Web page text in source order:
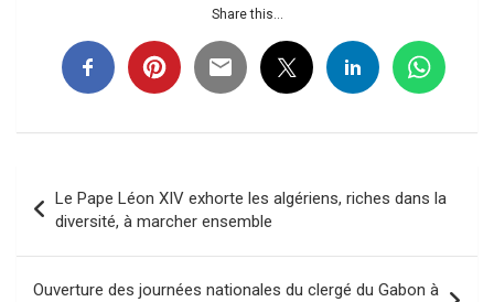
Share this...
de
l’article
Le Pape Léon XIV exhorte les algériens, riches dans la
diversité, à marcher ensemble
Ouverture des journées nationales du clergé du Gabon à